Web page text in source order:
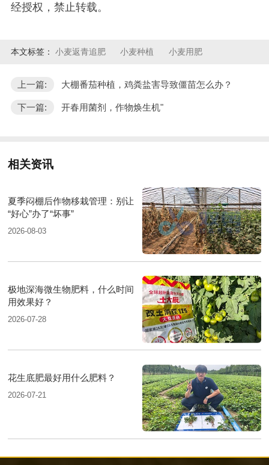
经授权，禁止转载。
本文标签： 小麦返青追肥 小麦种植 小麦用肥
上一篇: 大棚番茄种植，鸡粪盐害导致僵苗怎么办？
下一篇: 开春用菌剂，作物焕生机"
相关资讯
夏季闷棚后作物移栽管理：别让
“好心”办了“坏事”
2026-08-03
极地深海微生物肥料，什么时间
用效果好？
2026-07-28
花生底肥最好用什么肥料？
2026-07-21